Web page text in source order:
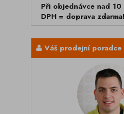
Při objednávce nad
DPH = doprava zdarma!
Váš prodejní poradce